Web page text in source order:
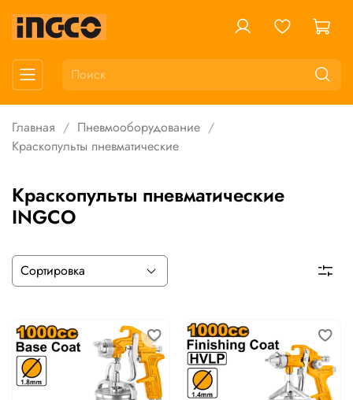
Главная
Пневмооборудование
Краскопульты пневматические
Краскопульты пневматические
INGCO